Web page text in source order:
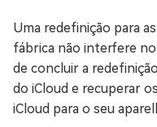
Uma redefinição para
fábrica não interfere
de concluir a
do iCloud e recuperar
iCloud para o seu